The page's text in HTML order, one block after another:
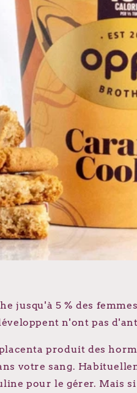
jusqu'à 5 % des
n'ont pas
produit des
votre sang.
pour le gérer. Mais